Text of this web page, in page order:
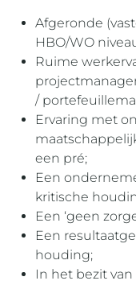
Afgeronde
HBO/WO
Ruime
/
Ervaring met
een pré;
Een
kritische
Een ‘geen
Een
houding;
In het bezit